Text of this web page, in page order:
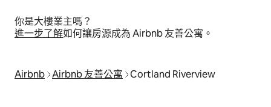
你是大樓業主嗎？
進⁠一⁠步了⁠解如何讓房源成為 Airbnb 友善公寓⁠。
Airbnb Airbnb 友善公寓 Cortland Riverview